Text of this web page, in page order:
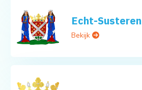
Echt-Susteren
Bekijk